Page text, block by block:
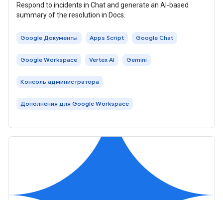
Respond to incidents in Chat and generate an AI-based
summary of the resolution in Docs.
Google Документы Apps Script Google Chat
Google Workspace Vertex AI Gemini
Консоль администратора
Дополнения для Google Workspace